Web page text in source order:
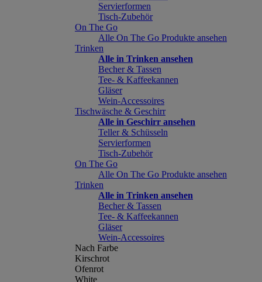
Servierformen
Tisch-Zubehör
On The Go
Alle On The Go Produkte ansehen
Trinken
Alle in Trinken ansehen
Becher & Tassen
Tee- & Kaffeekannen
Gläser
Wein-Accessoires
Tischwäsche & Geschirr
Alle in Geschirr ansehen
Teller & Schüsseln
Servierformen
Tisch-Zubehör
On The Go
Alle On The Go Produkte ansehen
Trinken
Alle in Trinken ansehen
Becher & Tassen
Tee- & Kaffeekannen
Gläser
Wein-Accessoires
Nach Farbe
Kirschrot
Ofenrot
White